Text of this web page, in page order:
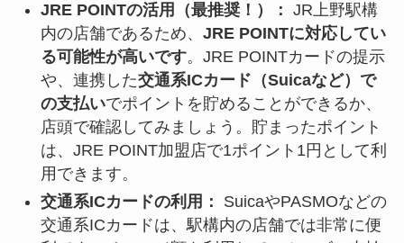
JRE POINTの活用（最推奨！）： JR上野駅構
内の店舗であるため、 JRE POINTに対応してい
る可能性が高いです。JRE POINTカードの提示
や、連携した交通系ICカード（Suicaなど）で
の支払いでポイントを貯めることができるか、
店頭で確認してみましょう。貯まったポイント
は、JRE POINT加盟店で1ポイント1円として利
用できます。
交通系ICカードの利用：
SuicaやPASMOなどの
交通系ICカードは、駅構内の店舗では非常に便